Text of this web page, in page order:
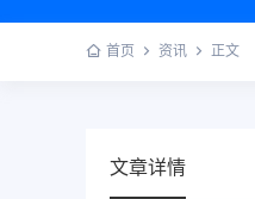
首页 资讯 正文
文章详情